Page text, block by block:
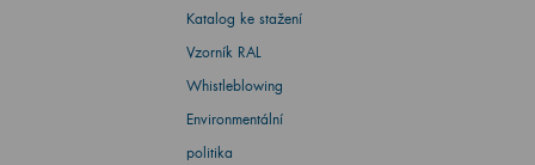
Katalog ke stažení
Vzorník RAL
Whistleblowing
Environmentální
politika